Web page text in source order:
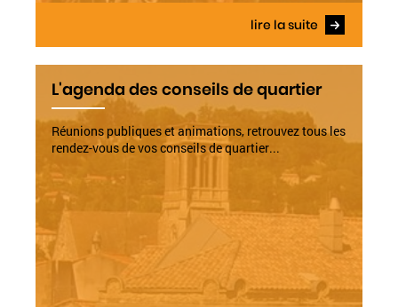
lire la suite
L'agenda des conseils de quartier
Réunions publiques et animations, retrouvez tous les
rendez-vous de vos conseils de quartier...